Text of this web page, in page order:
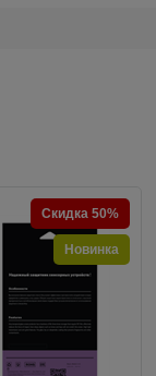
Скидка 50%
Новинка